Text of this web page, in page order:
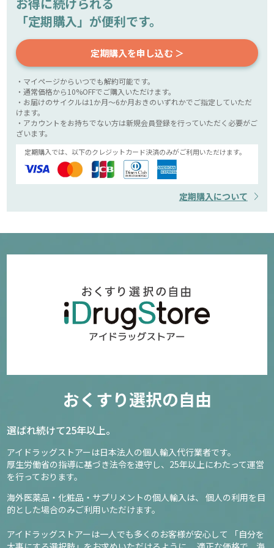
「定期購入」が便利です。
定期購入を申し込む ＞
・マイページからいつでも解約可能です。
・通常価格から10%OFFでご購入いただけます。
・お届けのサイクルは1か月～6か月おきのいずれかでご指定していただ
けます。
・アカウントをお持ちでない方は新規会員登録を行っていただく必要がご
ざいます。
定期購入では、以下のクレジットカード決済のみがご利用いただけます。
定期購入について
おくすり選択の自由
選ばれ続けて25年以上。
アイドラッグストアーは日本法人の個人輸入代行業者です。
厚生労働省の指導に基づき法令を遵守し、 25年以上にわたって運営
を行っております。
海外医薬品・化粧品・サプリメントの個人輸入は、
個人の利用を目
的とした場合のみご利用いただけます。
アイドラッグストアーは一人でも多くのお客様が安心して
「自分を